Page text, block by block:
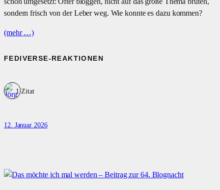
sondern frisch von der Leber weg. Wie konnte es dazu kommen?
(mehr …)
FEDIVERSE-REAKTIONEN
1 Zitat
12. Januar 2026